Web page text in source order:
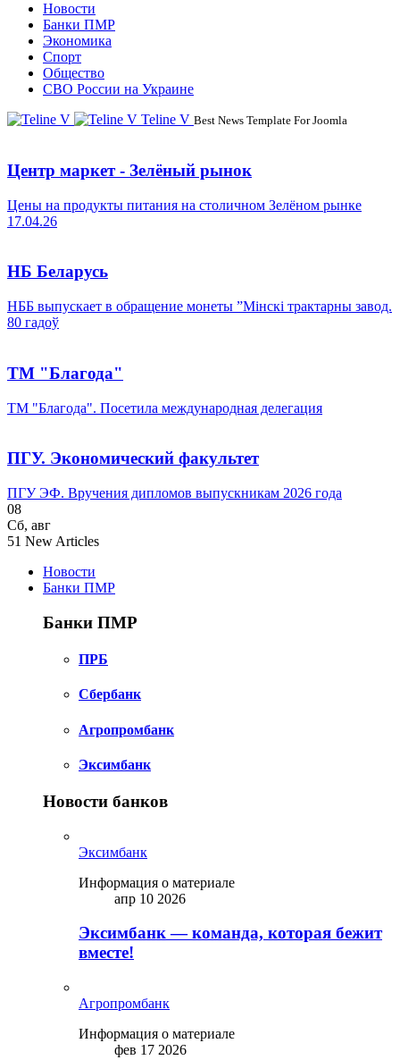
Новости
Банки ПМР
Экономика
Спорт
Общество
СВО России на Украине
Teline V Best News Template For Joomla
Центр маркет - Зелёный рынок
Цены на продукты питания на столичном Зелёном рынке
17.04.26
НБ Беларусь
НББ выпускает в обращение монеты ”Мінскі трактарны завод.
80 гадоў
ТМ "Благода"
ТМ "Благода". Посетила международная делегация
ПГУ. Экономический факультет
ПГУ ЭФ. Вручения дипломов выпускникам 2026 года
08
Сб, авг
51 New Articles
Новости
Банки ПМР
Банки ПМР
ПРБ
Сбербанк
Агропромбанк
Эксимбанк
Новости банков
Эксимбанк
Информация о материале
апр 10 2026
Эксимбанк — команда, которая бежит
вместе!
Агропромбанк
Информация о материале
фев 17 2026